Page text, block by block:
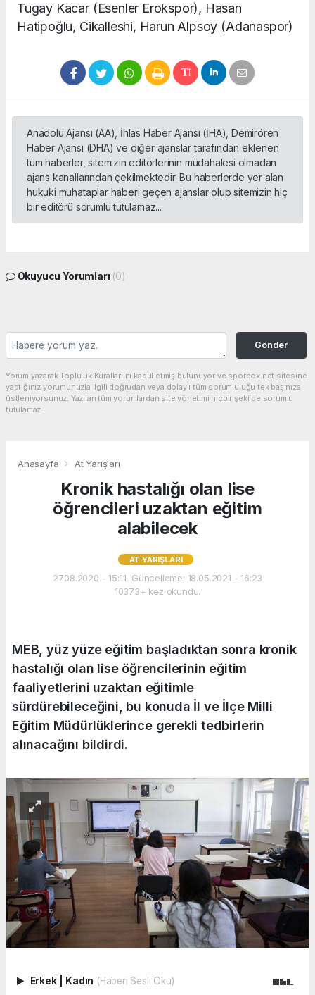
Tugay Kacar (Esenler Erokspor), Hasan
Hatipoğlu, Cikalleshi, Harun Alpsoy (Adanaspor)
Anadolu Ajansı (AA), İhlas Haber Ajansı (İHA), Demirören
Haber Ajansı (DHA) ve diğer ajanslar tarafından eklenen
tüm haberler, sitemizin editörlerinin müdahalesi olmadan
ajans kanallarından çekilmektedir. Bu haberlerde yer alan
hukuki muhataplar haberi geçen ajanslar olup sitemizin hiç
bir editörü sorumlu tutulamaz...
Okuyucu Yorumları (0)
Gönder
Yorum yazarak Topluluk Kuralları’nı kabul etmiş bulunuyor ve sporbox.net sitesine
yaptığınız yorumunuzla ilgili doğrudan veya dolaylı tüm sorumluluğu tek başınıza
üstleniyorsunuz. Yazılan tüm yorumlardan site yönetimi hiçbir şekilde sorumlu
tutulamaz.
Anasayfa At Yarışları
Kronik hastalığı olan lise
öğrencileri uzaktan eğitim
alabilecek
AT YARIŞLARI
27.08.2020 - 15:11, Güncelleme: 18.05.2021 - 16:23
10373+ kez okundu.
MEB, yüz yüze eğitim başladıktan sonra kronik
hastalığı olan lise öğrencilerinin eğitim
faaliyetlerini uzaktan eğitimle
sürdürebileceğini, bu konuda İl ve İlçe Milli
Eğitim Müdürlüklerince gerekli tedbirlerin
alınacağını bildirdi.
Erkek Kadın (Haberi Sesli Oku)